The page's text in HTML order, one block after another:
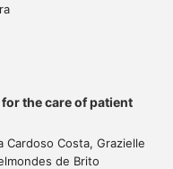
the care of patient
Cardoso Costa, Grazielle
de Brito